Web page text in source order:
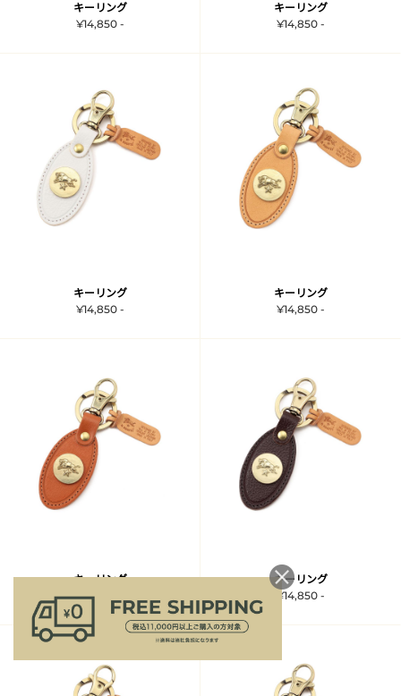
キーリング
¥14,850 -
キーリング
¥14,850 -
キーリング
¥14,850 -
キーリング
¥14,850 -
キーリング
¥14,850 -
キーリング
¥14,850 -